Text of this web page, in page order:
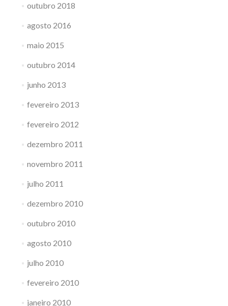
outubro 2018
agosto 2016
maio 2015
outubro 2014
junho 2013
fevereiro 2013
fevereiro 2012
dezembro 2011
novembro 2011
julho 2011
dezembro 2010
outubro 2010
agosto 2010
julho 2010
fevereiro 2010
janeiro 2010